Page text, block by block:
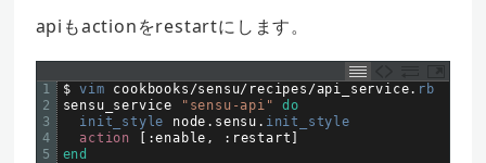
apiもactionをrestartにします。
1
2
3
4
5
$ vim cookbooks /sensu/ recipes /api_service. rb
sensu
service "sensu-api"
do
init_style node . sensu . init_style
action
[ :enable , : restart ]
end